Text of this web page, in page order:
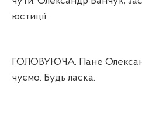
юстиції.
ГОЛОВУЮЧА. Пане
чуємо. Будь ласка.